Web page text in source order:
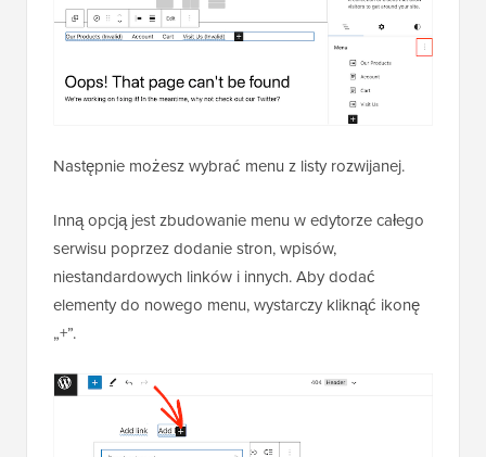
Następnie możesz wybrać menu z listy rozwijanej.
Inną opcją jest zbudowanie menu w edytorze całego
serwisu poprzez dodanie stron, wpisów,
niestandardowych linków i innych. Aby dodać
elementy do nowego menu, wystarczy kliknąć ikonę
„+”.